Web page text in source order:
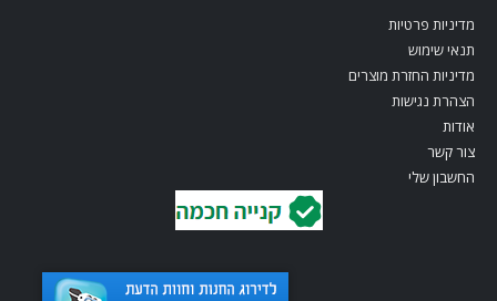
מדיניות פרטיות
תנאי שימוש
מדיניות החזרת מוצרים
הצהרת נגישות
אודות
צור קשר
החשבון שלי